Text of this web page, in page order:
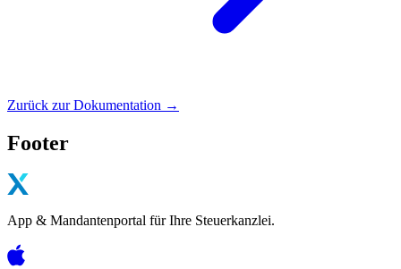
Zurück zur Dokumentation →
Footer
App & Mandantenportal für Ihre Steuerkanzlei.